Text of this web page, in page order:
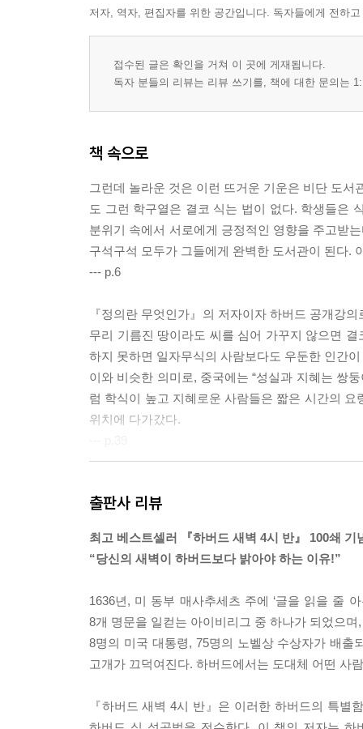
자신의 꿈을 응원하고 격려하라
꿈과 망상은 다르다
목표가 가리키는 곳으로 가라
저자, 역자, 편집자를 위한 공간입니다. 독자들에게 전하
접수된 글은 확인을 거쳐 이 곳에 게재됩니다.
독자 분들의 리뷰는 리뷰 쓰기를, 책에 대한 문의는
책 속으로
그런데 놀라운 것은 이런 뜨거운 기운은 비단 도
도 그런 학구열은 결코 식는 법이 없다. 학생들은
분위기 속에서 서로에게 긍정적인 영향을 주고받
구석구석 모두가 그들에게 완벽한 도서관이 된다.
--- p.6
『정의란 무엇인가』의 저자이자 하버드 공개강
무리 기름진 땅이라도 씨를 심어 가꾸지 않으면
하지 못하면 일자무식의 사람보다도 우둔한 인간이
이와 비슷한 의미로, 중국에는 “성실과 지혜는 쌍
럼 학식이 높고 지혜로운 사람들은 짧은 시간의
위치에 다가갔다.
“이 이야기 속의 흑인 아이는 나중에 어떻게 되었을
“그 아이는 자라서 심리학자가 되었고, 지금 이 강
그 흑인 아이는 다름 아닌 케인 박사 자신이었던
지만, 그보다도 더욱 필요한 것은 바로 이런 시련
--- p.52
세상은 바다와 같고 우리의 삶은 항해와 같다. 인
도 인생의 파도를 피해갈 수는 없다. 다만 맞설 뿐
출판사 리뷰
최고 베스트셀러 『하버드 새벽 4시 반』 100쇄 기
“당신의 새벽이 하버드보다 밝아야 하는 이유!”
1636년, 미 동부 매사추세츠 주에 ‘글을 읽을 줄
8개 명문을 일컫는 아이비리그 중 하나가 되었으
8명의 미국 대통령, 75명의 노벨상 수상자가 배
고개가 끄덕여진다. 하버드에서는 도대체 어떤 사
『하버드 새벽 4시 반』은 이러한 하버드의 특별